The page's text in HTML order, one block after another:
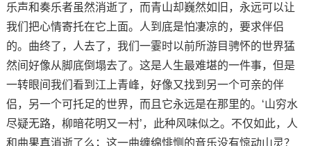
乐声和奏乐者虽然消逝了，而青山却巍然如旧，永远可以让
我们把心情寄托在它上面。人到底是怕凄凉的，要求伴侣
的。曲终了，人去了，我们一霎时以前所游目骋怀的世界猛
然间好像从脚底倒塌去了。这是人生最难堪的一件事，但是
一转眼间我们看到江上青峰，好像又找到另一个可亲的伴
侣，另一个可托足的世界，而且它永远是在那里的。‘山穷水
尽疑无路，柳暗花明又一村’，此种风味似之。不仅如此，人
和曲果真消逝了么；这一曲缠绵悱恻的音乐没有惊动山灵？